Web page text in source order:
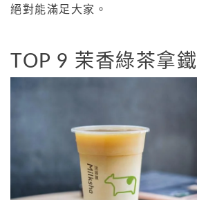
絕對能滿足大家。
TOP 9 茉香綠茶拿鐵